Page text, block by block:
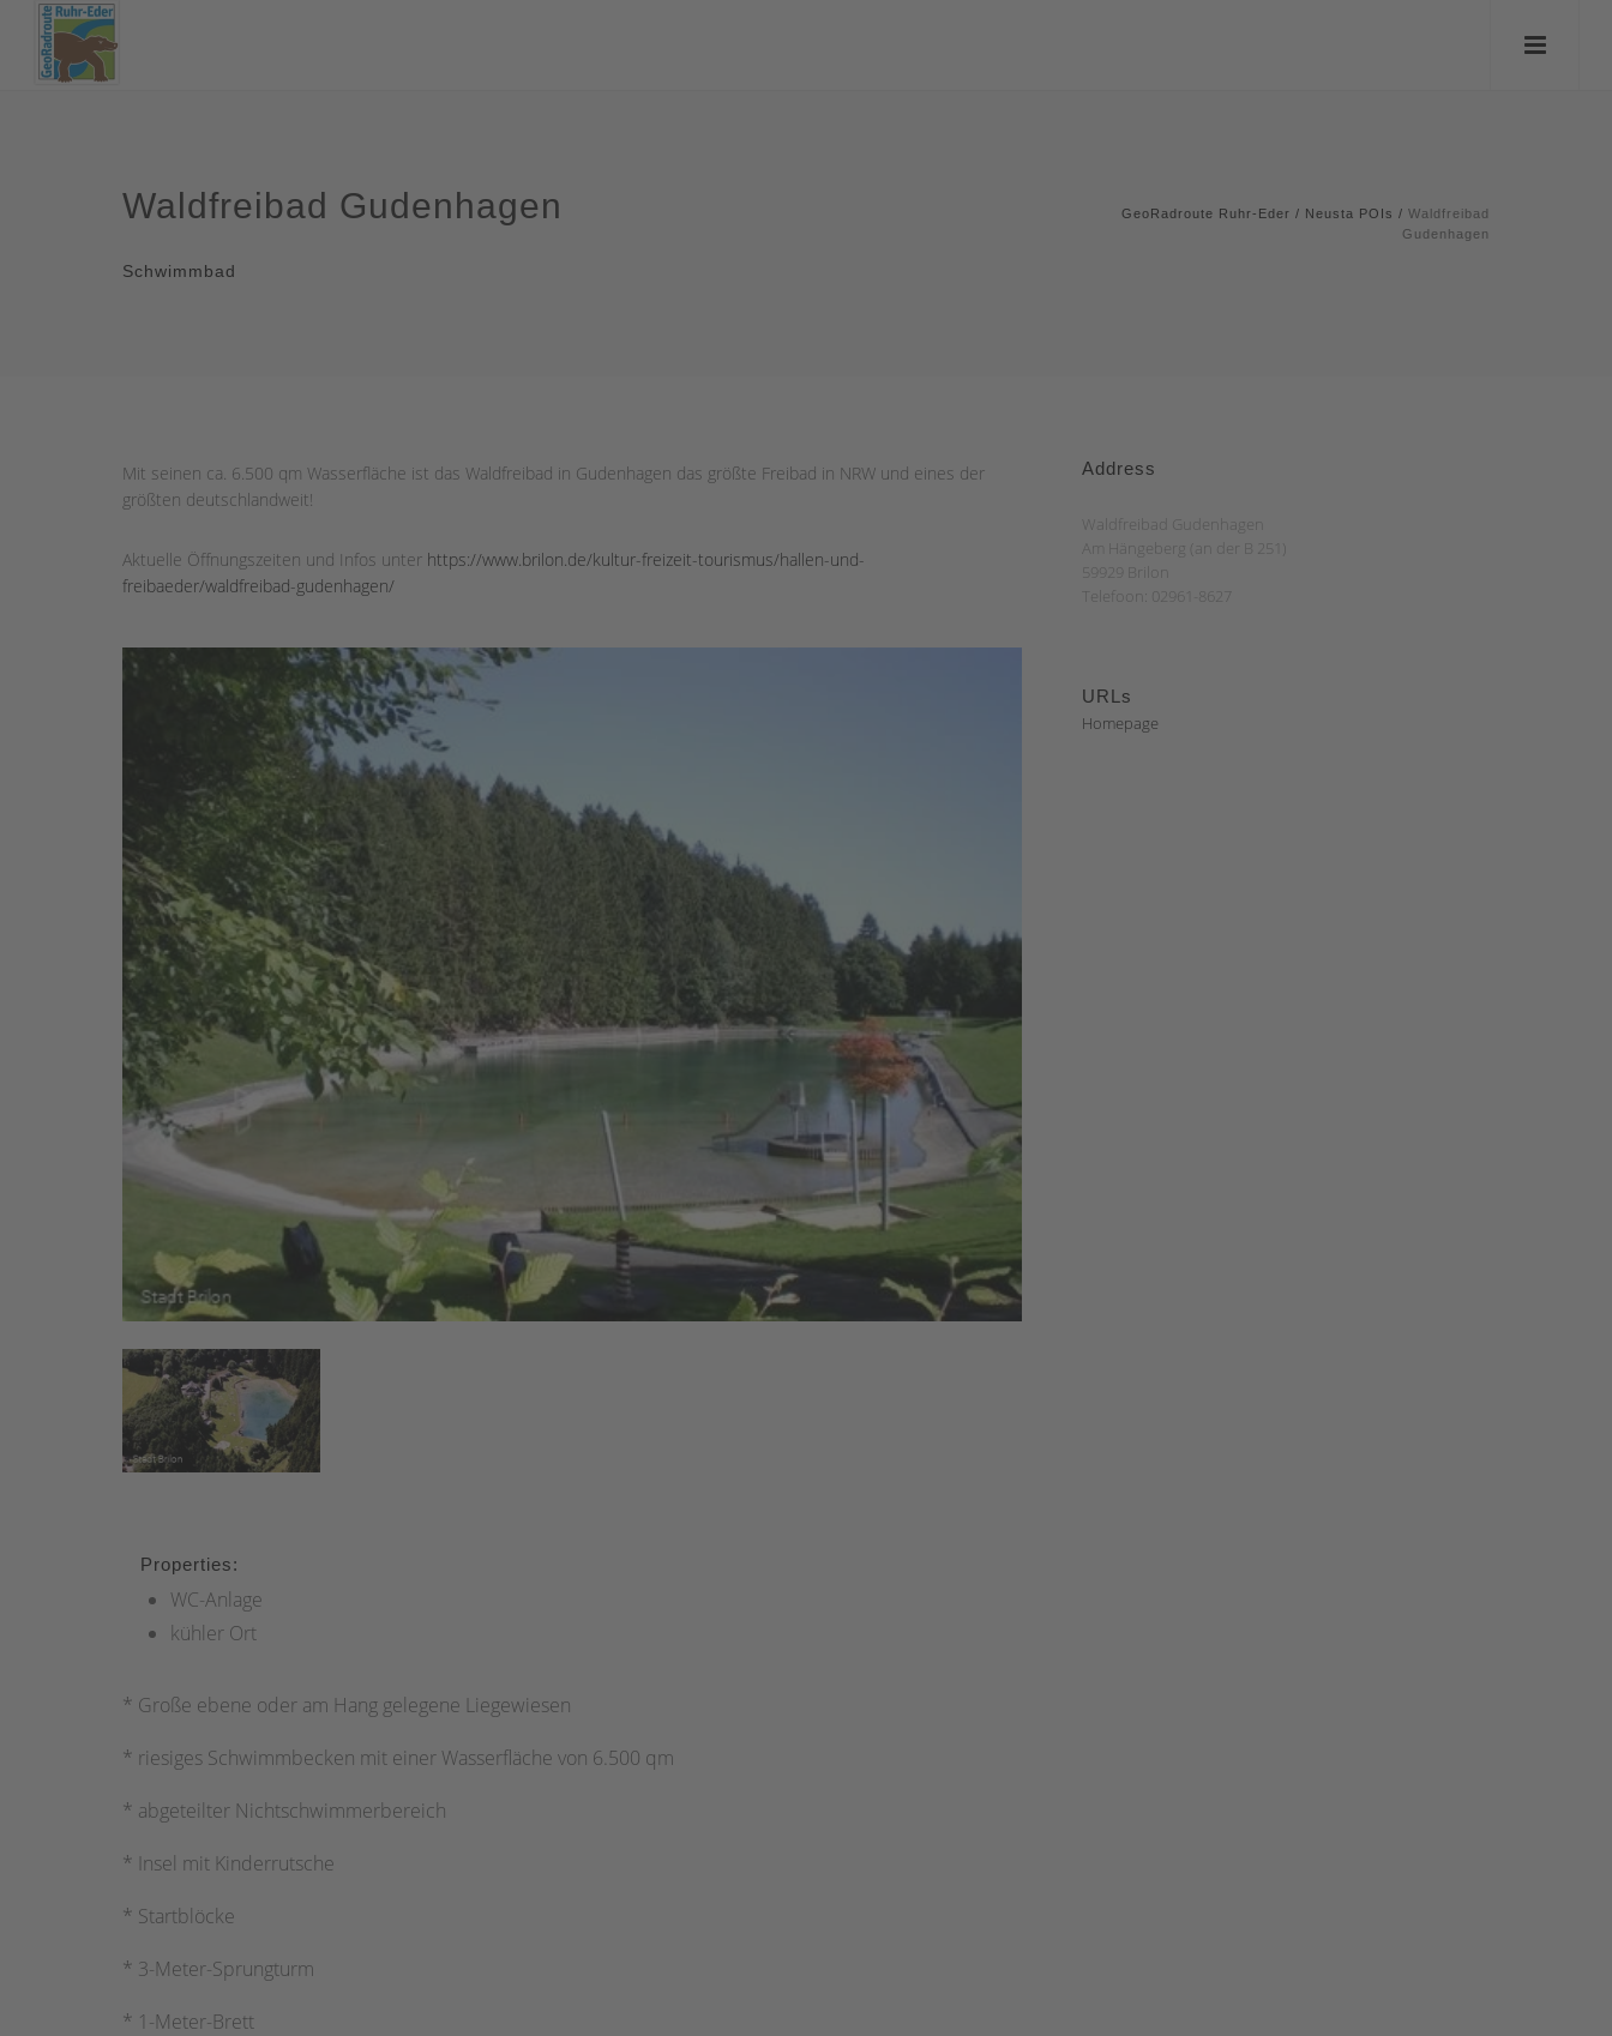
Waldfreibad Gudenhagen
Schwimmbad
GeoRadroute Ruhr-Eder / Neusta POIs / Waldfreibad
Gudenhagen
Mit seinen ca. 6.500 qm Wasserfläche ist das Waldfreibad in Gudenhagen das größte Freibad in NRW und eines der
größten deutschlandweit!
Aktuelle Öffnungszeiten und Infos unter https://www.brilon.de/kultur-freizeit-tourismus/hallen-und-
freibaeder/waldfreibad-gudenhagen/
Address
Waldfreibad Gudenhagen
Am Hängeberg (an der B 251)
59929 Brilon
Telefoon: 02961-8627
URLs
Homepage
Properties:
WC-Anlage
kühler Ort
* Große ebene oder am Hang gelegene Liegewiesen
* riesiges Schwimmbecken mit einer Wasserfläche von 6.500 qm
* abgeteilter Nichtschwimmerbereich
* Insel mit Kinderrutsche
* Startblöcke
* 3-Meter-Sprungturm
* 1-Meter-Brett